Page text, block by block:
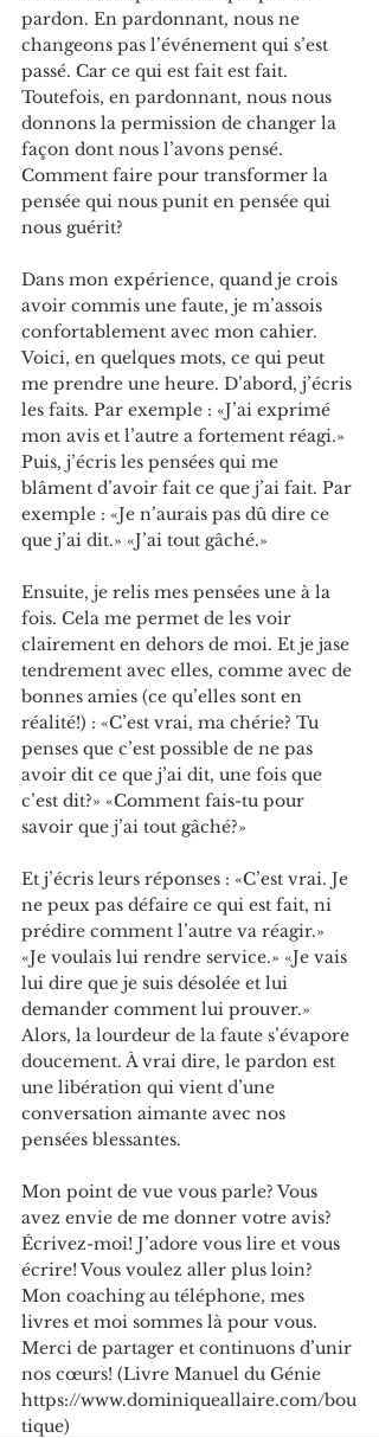
pardon. En pardonnant, nous ne
changeons pas l’événement qui s’est
passé. Car ce qui est fait est fait.
Toutefois, en pardonnant, nous nous
donnons la permission de changer la
façon dont nous l’avons pensé.
Comment faire pour transformer la
pensée qui nous punit en pensée qui
nous guérit?
Dans mon expérience, quand je crois
avoir commis une faute, je m’assois
confortablement avec mon cahier.
Voici, en quelques mots, ce qui peut
me prendre une heure. D’abord, j’écris
les faits. Par exemple : «J’ai exprimé
mon avis et l’autre a fortement réagi.»
Puis, j’écris les pensées qui me
blâment d’avoir fait ce que j’ai fait. Par
exemple : «Je n’aurais pas dû dire ce
que j’ai dit.» «J’ai tout gâché.»
Ensuite, je relis mes pensées une à la
fois. Cela me permet de les voir
clairement en dehors de moi. Et je jase
tendrement avec elles, comme avec de
bonnes amies (ce qu’elles sont en
réalité!) : «C’est vrai, ma chérie? Tu
penses que c’est possible de ne pas
avoir dit ce que j’ai dit, une fois que
c’est dit?» «Comment fais-tu pour
savoir que j’ai tout gâché?»
Et j’écris leurs réponses : «C’est vrai. Je
ne peux pas défaire ce qui est fait, ni
prédire comment l’autre va réagir.»
«Je voulais lui rendre service.» «Je vais
lui dire que je suis désolée et lui
demander comment lui prouver.»
Alors, la lourdeur de la faute s’évapore
doucement. À vrai dire, le pardon est
une libération qui vient d’une
conversation aimante avec nos
pensées blessantes.
Mon point de vue vous parle? Vous
avez envie de me donner votre avis?
Écrivez-moi! J’adore vous lire et vous
écrire! Vous voulez aller plus loin?
Mon coaching au téléphone, mes
livres et moi sommes là pour vous.
Merci de partager et continuons d’unir
nos cœurs! (Livre Manuel du Génie
https://www.dominiqueallaire.com/bou
tique)